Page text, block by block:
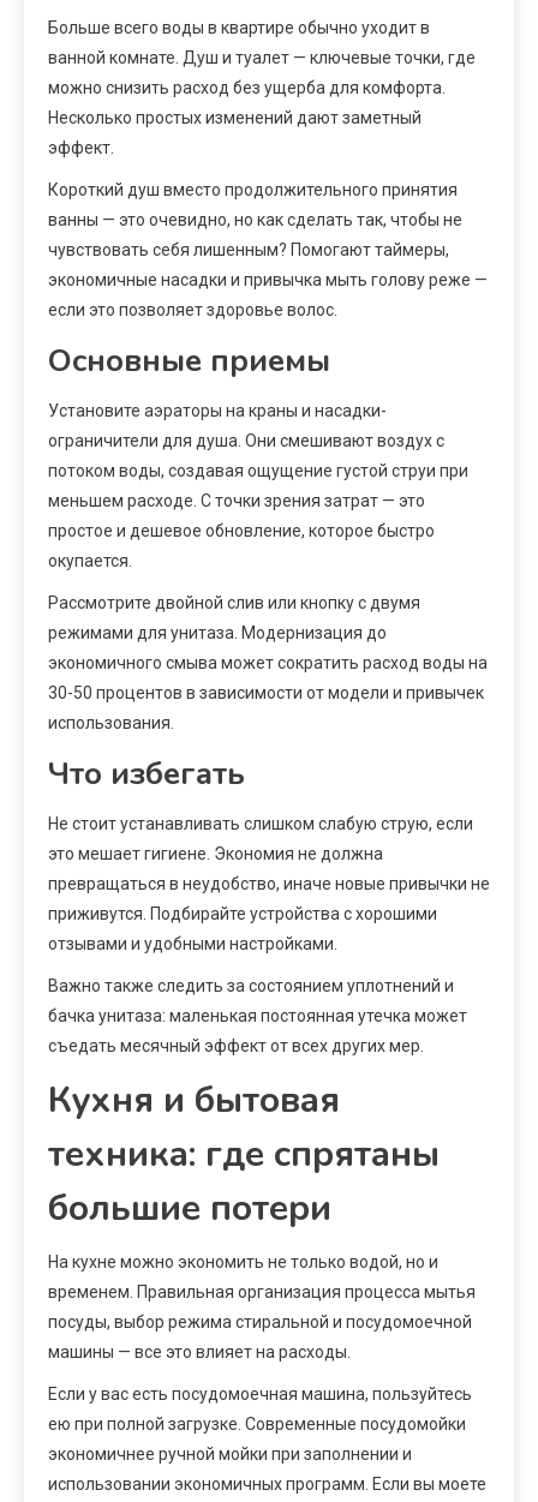
Больше всего воды в квартире обычно уходит в
ванной комнате. Душ и туалет — ключевые точки, где
можно снизить расход без ущерба для комфорта.
Несколько простых изменений дают заметный
эффект.
Короткий душ вместо продолжительного принятия
ванны — это очевидно, но как сделать так, чтобы не
чувствовать себя лишенным? Помогают таймеры,
экономичные насадки и привычка мыть голову реже —
если это позволяет здоровье волос.
Основные приемы
Установите аэраторы на краны и насадки-
ограничители для душа. Они смешивают воздух с
потоком воды, создавая ощущение густой струи при
меньшем расходе. С точки зрения затрат — это
простое и дешевое обновление, которое быстро
окупается.
Рассмотрите двойной слив или кнопку с двумя
режимами для унитаза. Модернизация до
экономичного смыва может сократить расход воды на
30-50 процентов в зависимости от модели и привычек
использования.
Что избегать
Не стоит устанавливать слишком слабую струю, если
это мешает гигиене. Экономия не должна
превращаться в неудобство, иначе новые привычки не
приживутся. Подбирайте устройства с хорошими
отзывами и удобными настройками.
Важно также следить за состоянием уплотнений и
бачка унитаза: маленькая постоянная утечка может
съедать месячный эффект от всех других мер.
Кухня и бытовая
техника: где спрятаны
большие потери
На кухне можно экономить не только водой, но и
временем. Правильная организация процесса мытья
посуды, выбор режима стиральной и посудомоечной
машины — все это влияет на расходы.
Если у вас есть посудомоечная машина, пользуйтесь
ею при полной загрузке. Современные посудомойки
экономичнее ручной мойки при заполнении и
использовании экономичных программ. Если вы моете